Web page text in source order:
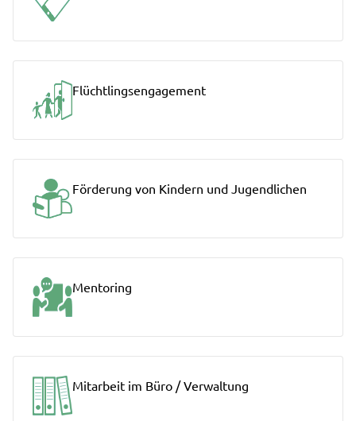
Flüchtlingsengagement
Förderung von Kindern und Jugendlichen
Mentoring
Mitarbeit im Büro / Verwaltung